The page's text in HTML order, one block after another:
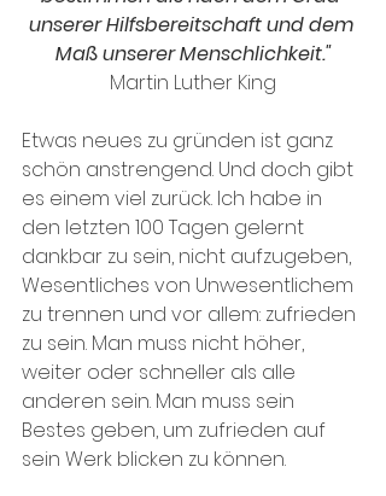
unserer Hilfsbereitschaft und dem
Maß unserer Menschlichkeit."
Martin Luther King
Etwas neues zu gründen ist ganz
schön anstrengend. Und doch gibt
es einem viel zurück. Ich habe in
den letzten 100 Tagen gelernt
dankbar zu sein, nicht aufzugeben,
Wesentliches von Unwesentlichem
zu trennen und vor allem: zufrieden
zu sein. Man muss nicht höher,
weiter oder schneller als alle
anderen sein. Man muss sein
Bestes geben, um zufrieden auf
sein Werk blicken zu können.